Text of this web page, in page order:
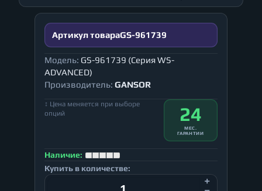
Артикул товараGS-961739
Модель: GS-961739 (Серия WS-
ADVANCED)
Производитель: GANSOR
↕ Цена меняется при выборе
опций
24
МЕС.
ГАРАНТИИ
Наличие:
Купить в количестве: